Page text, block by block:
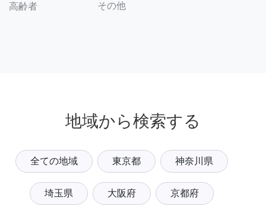
高齢者 その他
地域から検索する
全ての地域 東京都 神奈川県
埼玉県 大阪府 京都府